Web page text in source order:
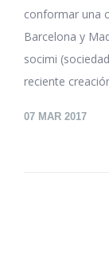
conformar una
Barcelona y
socimi
reciente
07 MAR 2017